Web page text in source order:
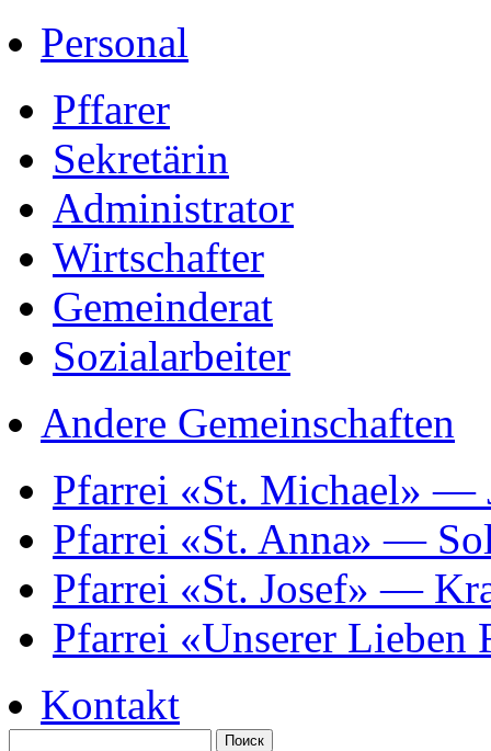
Personal
Pffarer
Sekretärin
Administrator
Wirtschafter
Gemeinderat
Sozialarbeiter
Andere Gemeinschaften
Pfarrei «St. Michael» —
Pfarrei «St. Anna» —
Pfarrei «St. Josef» —
Pfarrei «Unserer
Kontakt